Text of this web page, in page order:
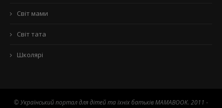
Світ мами
Світ тата
Школярі
© Український портал для дітей та їхніх батьків MAMABOOK. 2011 -